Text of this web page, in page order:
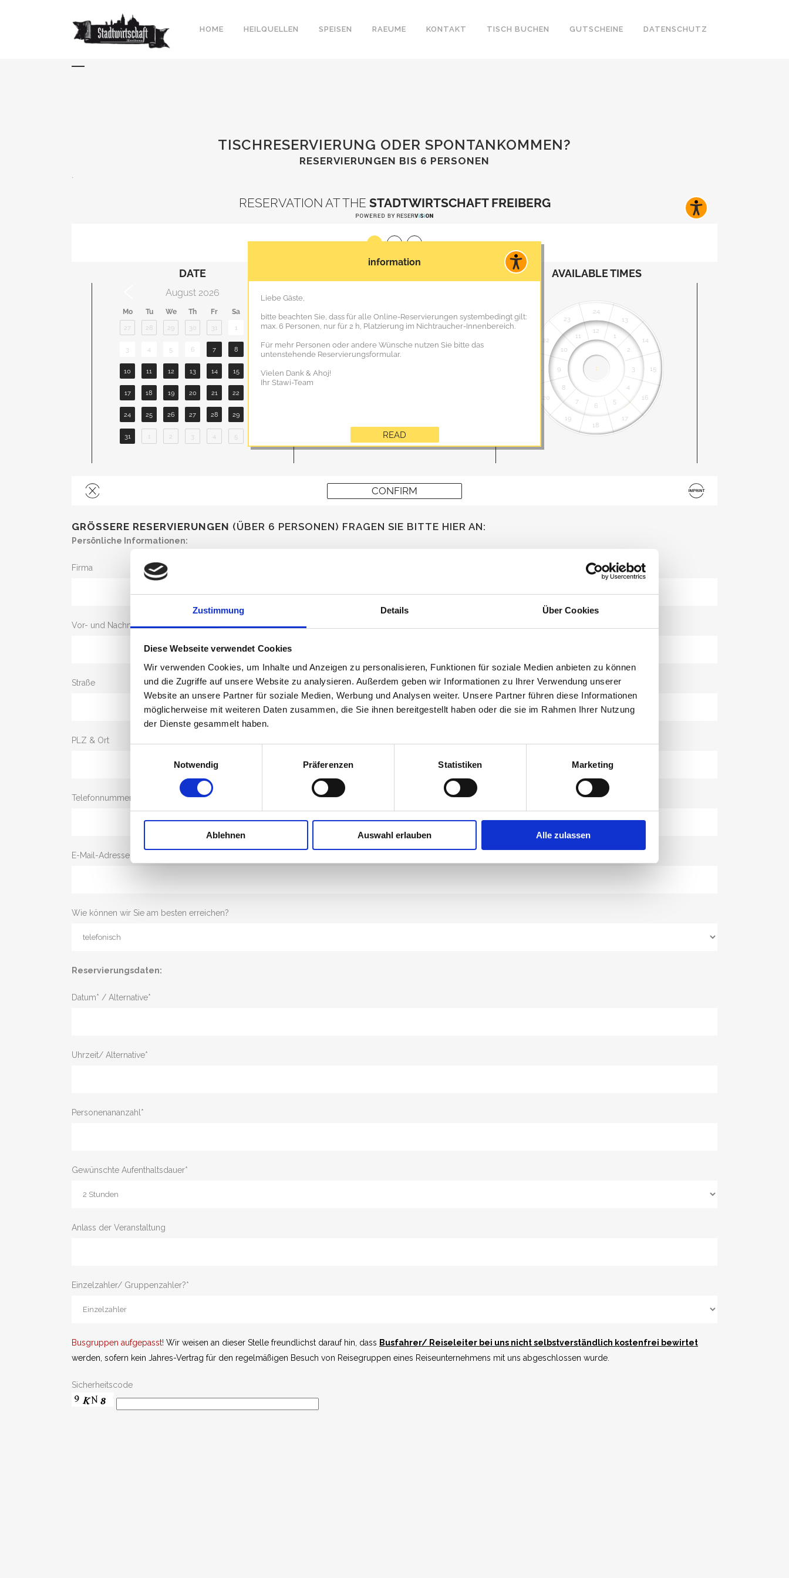
Zustimmung Details Über Cookies
Diese Webseite verwendet Cookies
Wir verwenden Cookies, um Inhalte und Anzeigen zu personalisieren, Funktionen für soziale Medien anbieten zu können
und die Zugriffe auf unsere Website zu analysieren. Außerdem geben wir Informationen zu Ihrer Verwendung unserer
Website an unsere Partner für soziale Medien, Werbung und Analysen weiter. Unsere Partner führen diese Informationen
möglicherweise mit weiteren Daten zusammen, die Sie ihnen bereitgestellt haben oder die sie im Rahmen Ihrer Nutzung
der Dienste gesammelt haben.
Notwendig
Präferenzen Statistiken Marketing
Ablehnen Auswahl erlauben Alle zulassen
HOME HEILQUELLEN SPEISEN RAEUME KONTAKT TISCH BUCHEN GUTSCHEINE DATENSCHUTZ
ONLINE BUCHEN
TISCHRESERVIERUNG ODER SPONTANKOMMEN?
RESERVIERUNGEN BIS 6 PERSONEN
GRÖSSERE RESERVIERUNGEN (ÜBER 6 PERSONEN) FRAGEN SIE BITTE HIER AN:
Persönliche Informationen:
Firma
Vor- und Nachname*
Straße
PLZ & Ort
Telefonnummer*
E-Mail-Adresse*
Wie können wir Sie am besten erreichen?
Reservierungsdaten:
Datum* / Alternative*
Uhrzeit/ Alternative*
Personenananzahl*
Gewünschte Aufenthaltsdauer*
Anlass der Veranstaltung
Einzelzahler/ Gruppenzahler?*
Busgruppen aufgepasst! Wir weisen an dieser Stelle freundlichst darauf hin, dass Busfahrer/ Reiseleiter bei uns nicht selbstverständlich kostenfrei bewirtet
werden, sofern kein Jahres-Vertrag für den regelmäßigen Besuch von Reisegruppen eines Reiseunternehmens mit uns abgeschlossen wurde.
Sicherheitscode